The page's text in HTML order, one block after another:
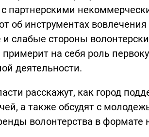
с партнерскими
об инструментах
слабые стороны
примерит на себя роль
деятельности.
расскажут, как город
а также обсудят с
волонтерства в формате